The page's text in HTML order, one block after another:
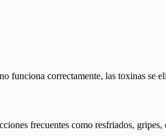
correctamente, las toxinas se
frecuentes como resfriados,